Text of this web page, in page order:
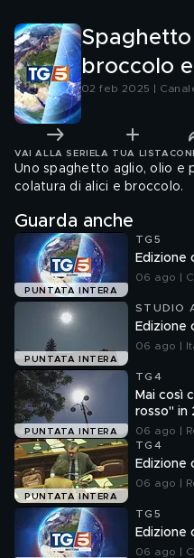
broccolo
02 feb 2025 |
VAI ALLA SERIE LA TUA LISTA
Uno spaghetto aglio, olio e
colatura di alici e broccolo.
Guarda anche
PUNTATA INTERA
TG5
Edizione
06 ago |
PUNTATA INTERA
STUDIO
Edizione
06 ago |
PUNTATA INTERA
TG4
Mai così
rosso" in
06 ago |
PUNTATA INTERA
TG4
Edizione
06 ago |
TG5
Edizione
06 ago |